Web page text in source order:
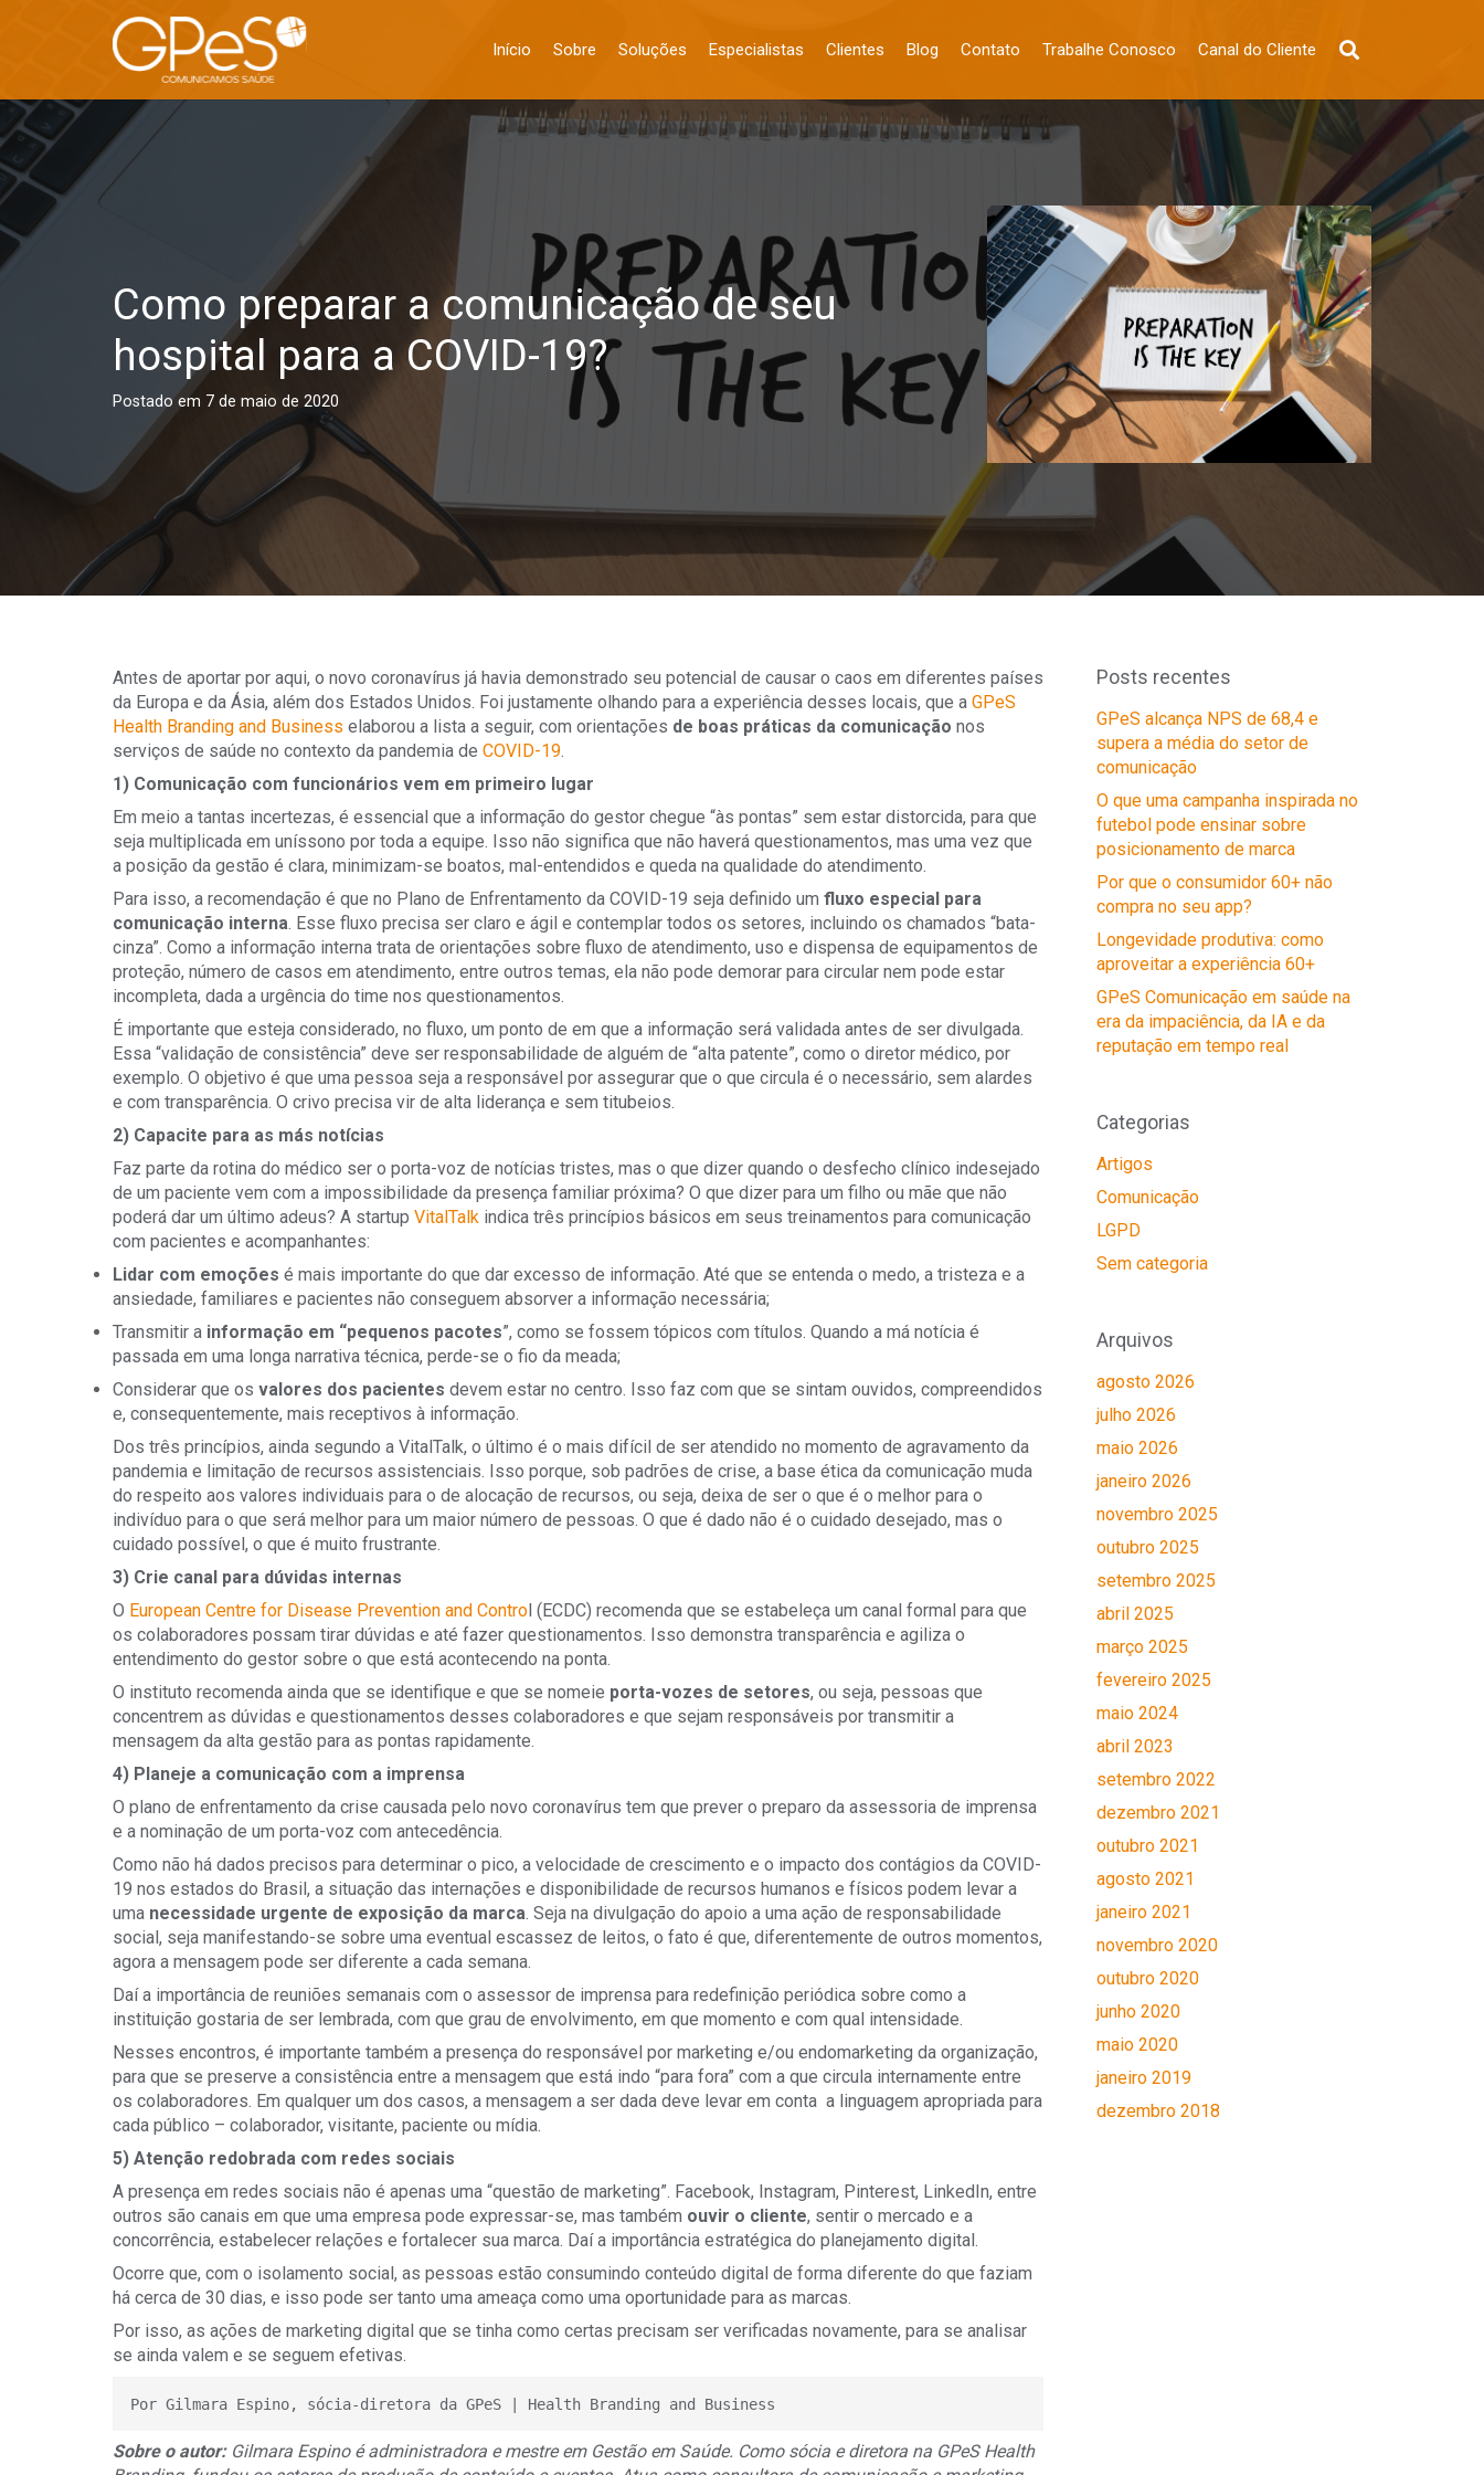
Início Sobre Soluções Especialistas Clientes Blog Contato Trabalhe Conosco Canal do Cliente
Como preparar a comunicação de seu
hospital para a COVID-19?
Postado em 7 de maio de 2020
Antes de aportar por aqui, o novo coronavírus já havia demonstrado seu potencial de causar o caos em diferentes países
da Europa e da Ásia, além dos Estados Unidos. Foi justamente olhando para a experiência desses locais, que a GPeS
Health Branding and Business elaborou a lista a seguir, com orientações de boas práticas da comunicação nos
serviços de saúde no contexto da pandemia de COVID-19
1) Comunicação com funcionários vem em primeiro lugar
Em meio a tantas incertezas, é essencial que a informação do gestor chegue “às pontas” sem estar distorcida, para que
seja multiplicada em uníssono por toda a equipe. Isso não significa que não haverá questionamentos, mas uma vez que
a posição da gestão é clara, minimizam-se boatos, mal-entendidos e queda na qualidade do atendimento.
Para isso, a recomendação é que no Plano de Enfrentamento da COVID-19 seja definido um fluxo especial para
comunicação interna . Esse fluxo precisa ser claro e ágil e contemplar todos os setores, incluindo os chamados “bata-
cinza”. Como a informação interna trata de orientações sobre fluxo de atendimento, uso e dispensa de equipamentos de
proteção, número de casos em atendimento, entre outros temas, ela não pode demorar para circular nem pode estar
incompleta, dada a urgência do time nos questionamentos.
É importante que esteja considerado, no fluxo, um ponto de em que a informação será validada antes de ser divulgada.
Essa “validação de consistência” deve ser responsabilidade de alguém de “alta patente”, como o diretor médico, por
exemplo. O objetivo é que uma pessoa seja a responsável por assegurar que o que circula é o necessário, sem alardes
e com transparência. O crivo precisa vir de alta liderança e sem titubeios.
2) Capacite para as más notícias
Faz parte da rotina do médico ser o porta-voz de notícias tristes, mas o que dizer quando o desfecho clínico indesejado
de um paciente vem com a impossibilidade da presença familiar próxima? O que dizer para um filho ou mãe que não
poderá dar um último adeus? A startup VitalTalk indica três princípios básicos em seus treinamentos para comunicação
com pacientes e acompanhantes:
Lidar com emoções é mais importante do que dar excesso de informação. Até que se entenda o medo, a tristeza e a
ansiedade, familiares e pacientes não conseguem absorver a informação necessária;
Transmitir a informação em “pequenos pacotes”, como se fossem tópicos com títulos. Quando a má notícia é
passada em uma longa narrativa técnica, perde-se o fio da meada;
Considerar que os valores dos pacientes devem estar no centro. Isso faz com que se sintam ouvidos, compreendidos
e, consequentemente, mais receptivos à informação.
Dos três princípios, ainda segundo a VitalTalk, o último é o mais difícil de ser atendido no momento de agravamento da
pandemia e limitação de recursos assistenciais. Isso porque, sob padrões de crise, a base ética da comunicação muda
do respeito aos valores individuais para o de alocação de recursos, ou seja, deixa de ser o que é o melhor para o
indivíduo para o que será melhor para um maior número de pessoas. O que é dado não é o cuidado desejado, mas o
cuidado possível, o que é muito frustrante.
3) Crie canal para dúvidas internas
O European Centre for Disease Prevention and Control (ECDC) recomenda que se estabeleça um canal formal para que
os colaboradores possam tirar dúvidas e até fazer questionamentos. Isso demonstra transparência e agiliza o
entendimento do gestor sobre o que está acontecendo na ponta.
O instituto recomenda ainda que se identifique e que se nomeie porta-vozes de setores, ou seja, pessoas que
concentrem as dúvidas e questionamentos desses colaboradores e que sejam responsáveis por transmitir a
mensagem da alta gestão para as pontas rapidamente.
4) Planeje a comunicação com a imprensa
O plano de enfrentamento da crise causada pelo novo coronavírus tem que prever o preparo da assessoria de imprensa
e a nominação de um porta-voz com antecedência.
Como não há dados precisos para determinar o pico, a velocidade de crescimento e o impacto dos contágios da COVID-
19 nos estados do Brasil, a situação das internações e disponibilidade de recursos humanos e físicos podem levar a
uma necessidade urgente de exposição da marca . Seja na divulgação do apoio a uma ação de responsabilidade
social, seja manifestando-se sobre uma eventual escassez de leitos, o fato é que, diferentemente de outros momentos,
agora a mensagem pode ser diferente a cada semana.
Daí a importância de reuniões semanais com o assessor de imprensa para redefinição periódica sobre como a
instituição gostaria de ser lembrada, com que grau de envolvimento, em que momento e com qual intensidade.
Nesses encontros, é importante também a presença do responsável por marketing e/ou endomarketing da organização,
para que se preserve a consistência entre a mensagem que está indo “para fora” com a que circula internamente entre
os colaboradores. Em qualquer um dos casos, a mensagem a ser dada deve levar em conta a linguagem apropriada para
cada público – colaborador, visitante, paciente ou mídia.
5) Atenção redobrada com redes sociais
A presença em redes sociais não é apenas uma “questão de marketing”. Facebook, Instagram, Pinterest, LinkedIn, entre
outros são canais em que uma empresa pode expressar-se, mas também ouvir o cliente, sentir o mercado e a
concorrência, estabelecer relações e fortalecer sua marca. Daí a importância estratégica do planejamento digital.
Ocorre que, com o isolamento social, as pessoas estão consumindo conteúdo digital de forma diferente do que faziam
há cerca de 30 dias, e isso pode ser tanto uma ameaça como uma oportunidade para as marcas.
Por isso, as ações de marketing digital que se tinha como certas precisam ser verificadas novamente, para se analisar
se ainda valem e se seguem efetivas.
Por Gilmara Espino, sócia-diretora da GPeS | Health Branding and Business
Sobre o autor:Gilmara Espino é administradora e mestre em Gestão em Saúde. Como sócia e diretora na GPeS Health
Posts recentes
GPeS alcança NPS de 68,4 e
supera a média do setor de
comunicação
O que uma campanha inspirada no
futebol pode ensinar sobre
posicionamento de marca
Por que o consumidor 60+ não
compra no seu app?
Longevidade produtiva: como
aproveitar a experiência 60+
GPeS Comunicação em saúde na
era da impaciência, da IA e da
reputação em tempo real
Categorias
Artigos
Comunicação
LGPD
Sem categoria
Arquivos
agosto 2026
julho 2026
maio 2026
janeiro 2026
novembro 2025
outubro 2025
setembro 2025
abril 2025
março 2025
fevereiro 2025
maio 2024
abril 2023
setembro 2022
dezembro 2021
outubro 2021
agosto 2021
janeiro 2021
novembro 2020
outubro 2020
junho 2020
maio 2020
janeiro 2019
dezembro 2018